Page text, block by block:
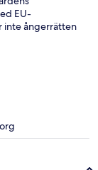
EU-
inte ångerrätten